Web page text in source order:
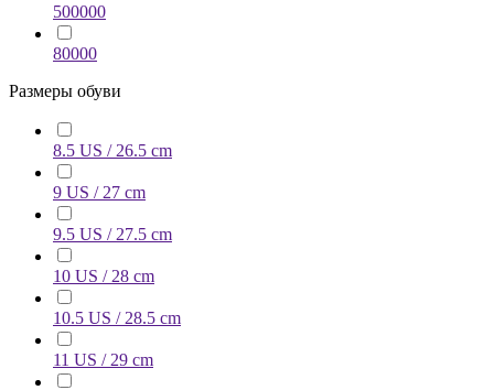
500000
80000
Размеры обуви
8.5 US / 26.5 cm
9 US / 27 cm
9.5 US / 27.5 cm
10 US / 28 cm
10.5 US / 28.5 cm
11 US / 29 cm